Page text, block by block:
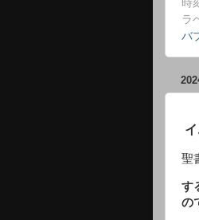
時
ラ
バ
聖
す